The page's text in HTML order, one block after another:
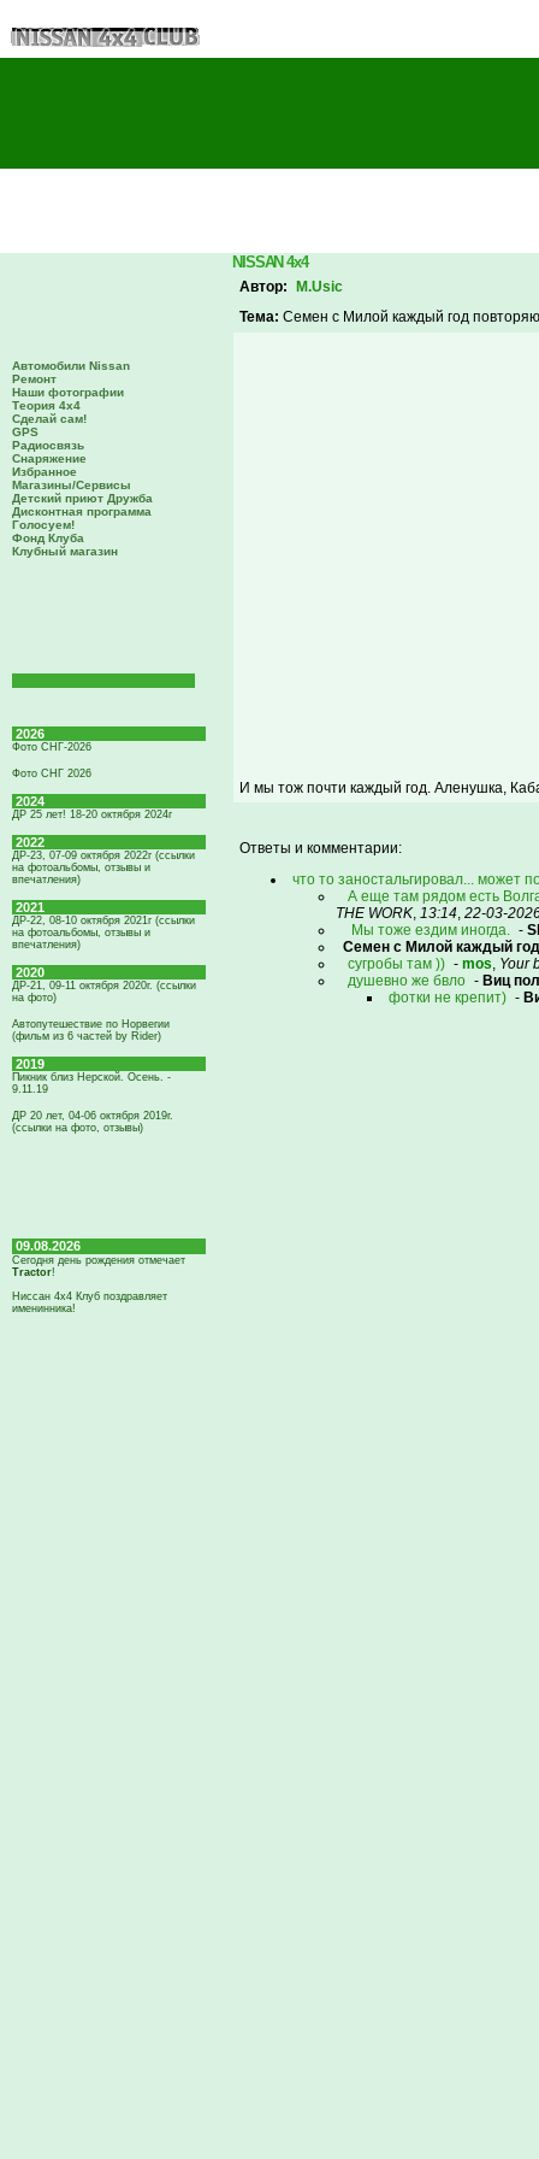
Автомобили Nissan
Ремонт
Наши фотографии
Теория 4х4
Сделай сам!
GPS
Радиосвязь
Снаряжение
Избранное
Магазины/Сервисы
Детский приют Дружба
Дисконтная программа
Голосуем!
Фонд Клуба
Клубный магазин
2026
Фото СНГ-2026
Фото СНГ 2026
2024
ДР 25 лет! 18-20 октября 2024г
2022
ДР-23, 07-09 октября 2022г (ссылки
на фотоальбомы, отзывы и
впечатления)
2021
ДР-22, 08-10 октября 2021г (ссылки
на фотоальбомы, отзывы и
впечатления)
2020
ДР-21, 09-11 октября 2020г. (ссылки
на фото)
Автопутешествие по Норвегии
(фильм из 6 частей by Rider)
2019
Пикник близ Нерской. Осень. -
9.11.19
ДР 20 лет, 04-06 октября 2019г.
(ссылки на фото, отзывы)
09.08.2026
Сегодня день рождения отмечает
Tractor!
Ниссан 4х4 Клуб поздравляет
именинника!
NISSAN 4x4
Автор:
M.Usic
Тема: Семен с Милой каждый год
И мы тож почти каждый год. Аленушка,
Ответы и комментарии:
что то заностальгировал... может
А еще там рядом есть
THE WORK, 13:14, 22-03-
Мы тоже ездим иногда. -
Семен с Милой каждый
сугробы там )) - mos, Your
душевно же бвло - Виц
фотки не крепит) -